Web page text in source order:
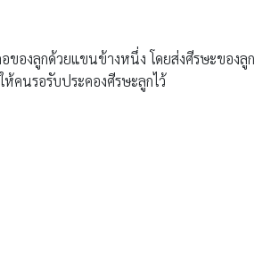
ของลูกด้วยแขนข้างหนึ่ง โดยส่งศีรษะของลูก
คนรอรับประคองศีรษะลูกไว้